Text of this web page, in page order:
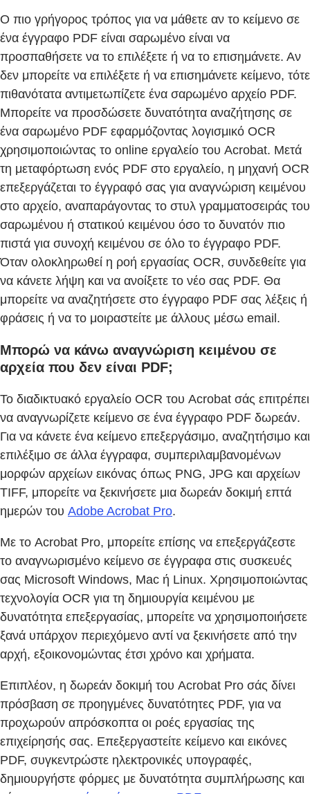
Ο πιο γρήγορος τρόπος για να μάθετε αν το κείμενο σε
ένα έγγραφο PDF είναι σαρωμένο είναι να
προσπαθήσετε να το επιλέξετε ή να το επισημάνετε. Αν
δεν μπορείτε να επιλέξετε ή να επισημάνετε κείμενο, τότε
πιθανότατα αντιμετωπίζετε ένα σαρωμένο αρχείο PDF.
Μπορείτε να προσδώσετε δυνατότητα αναζήτησης σε
ένα σαρωμένο PDF εφαρμόζοντας λογισμικό OCR
χρησιμοποιώντας το online εργαλείο του Acrobat. Μετά
τη μεταφόρτωση ενός PDF στο εργαλείο, η μηχανή OCR
επεξεργάζεται το έγγραφό σας για αναγνώριση κειμένου
στο αρχείο, αναπαράγοντας το στυλ γραμματοσειράς του
σαρωμένου ή στατικού κειμένου όσο το δυνατόν πιο
πιστά για συνοχή κειμένου σε όλο το έγγραφο PDF.
Όταν ολοκληρωθεί η ροή εργασίας OCR, συνδεθείτε για
να κάνετε λήψη και να ανοίξετε το νέο σας PDF. Θα
μπορείτε να αναζητήσετε στο έγγραφο PDF σας λέξεις ή
φράσεις ή να το μοιραστείτε με άλλους μέσω email.
Μπορώ να κάνω αναγνώριση κειμένου σε
αρχεία που δεν είναι PDF;
Το διαδικτυακό εργαλείο OCR του Acrobat σάς επιτρέπει
να αναγνωρίζετε κείμενο σε ένα έγγραφο PDF δωρεάν.
Για να κάνετε ένα κείμενο επεξεργάσιμο, αναζητήσιμο και
επιλέξιμο σε άλλα έγγραφα, συμπεριλαμβανομένων
μορφών αρχείων εικόνας όπως PNG, JPG και αρχείων
TIFF, μπορείτε να ξεκινήσετε μια δωρεάν δοκιμή επτά
ημερών του Adobe Acrobat Pro.
Με το Acrobat Pro, μπορείτε επίσης να επεξεργάζεστε
το αναγνωρισμένο κείμενο σε έγγραφα στις συσκευές
σας Microsoft Windows, Mac ή Linux. Χρησιμοποιώντας
τεχνολογία OCR για τη δημιουργία κειμένου με
δυνατότητα επεξεργασίας, μπορείτε να χρησιμοποιήσετε
ξανά υπάρχον περιεχόμενο αντί να ξεκινήσετε από την
αρχή, εξοικονομώντας έτσι χρόνο και χρήματα.
Επιπλέον, η δωρεάν δοκιμή του Acrobat Pro σάς δίνει
πρόσβαση σε προηγμένες δυνατότητες PDF, για να
προχωρούν απρόσκοπτα οι ροές εργασίας της
επιχείρησής σας. Επεξεργαστείτε κείμενο και εικόνες
PDF, συγκεντρώστε ηλεκτρονικές υπογραφές,
δημιουργήστε φόρμες με δυνατότητα συμπλήρωσης και